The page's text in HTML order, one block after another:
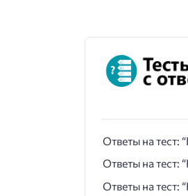
Ответы на тест:
Ответы на тест:
Ответы на